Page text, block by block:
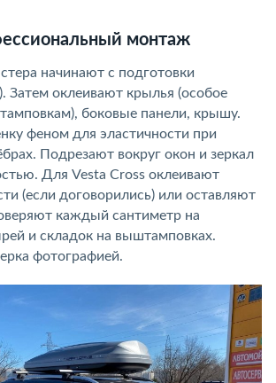
монтаж
начинают с подготовки
Затем оклеивают крылья (особое
боковые панели, крышу.
феном для эластичности при
Подрезают вокруг окон и зеркал
Для Vesta Cross оклеивают
(если договорились) или оставляют
каждый сантиметр на
и складок на выштамповках.
фотографией.